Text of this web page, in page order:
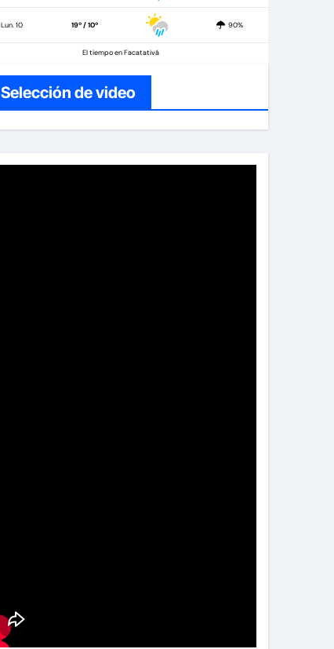
Lun. 10 19º / 10º 90%
El tiempo en Facatativá
Selección de video